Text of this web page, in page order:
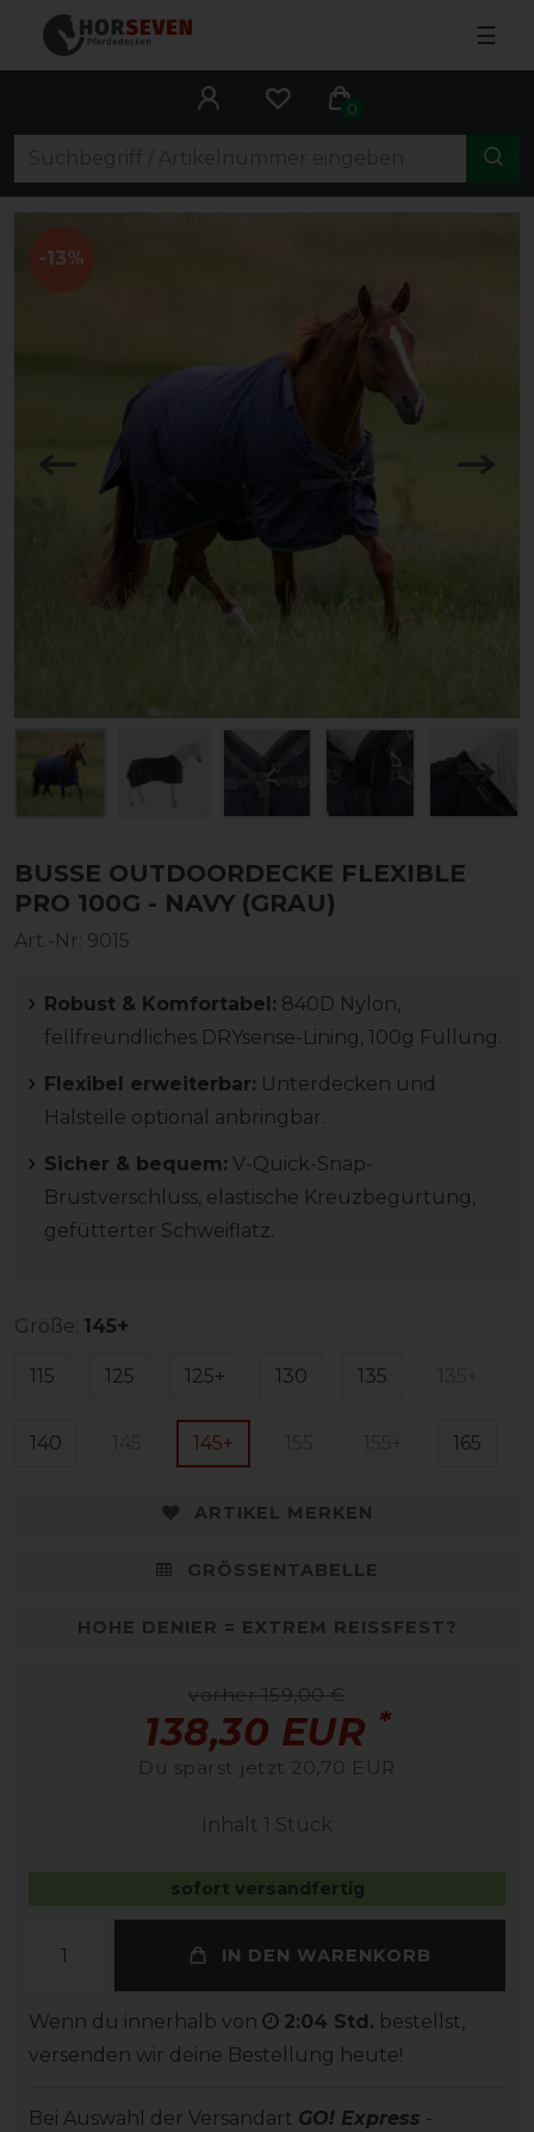
☰
0
-13%
BUSSE OUTDOORDECKE FLEXIBLE
PRO 100G - NAVY (GRAU)
Art.-Nr: 9015
Robust & Komfortabel: 840D Nylon,
fellfreundliches DRYsense-Lining, 100g Füllung.
Flexibel erweiterbar: Unterdecken und
Halsteile optional anbringbar.
Sicher & bequem: V-Quick-Snap-
Brustverschluss, elastische Kreuzbegurtung,
gefütterter Schweiflatz.
Größe: 145+
115 125 125+ 130 135
140 145+ 165
ARTIKEL MERKEN
GRÖSSENTABELLE
HOHE DENIER = EXTREM REISSFEST?
vorher 159,00 €
138,30 EUR *
Du sparst jetzt 20,70 EUR
Inhalt 1 Stück
sofort versandfertig
IN DEN WARENKORB
Wenn du innerhalb von 2:04 Std. bestellst,
versenden wir deine Bestellung heute!
Bei Auswahl der Versandart GO! Express -